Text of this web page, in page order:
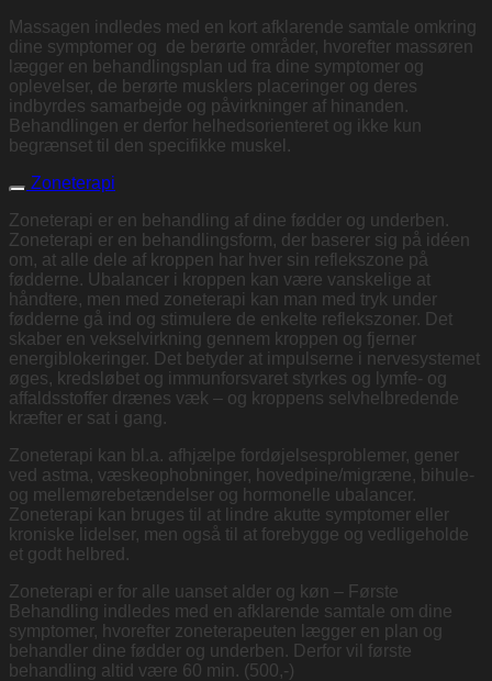
Massagen indledes med en kort afklarende samtale omkring
dine symptomer og de berørte områder, hvorefter massøren
lægger en behandlingsplan ud fra dine symptomer og
oplevelser, de berørte musklers placeringer og deres
indbyrdes samarbejde og påvirkninger af hinanden.
Behandlingen er derfor helhedsorienteret og ikke kun
begrænset til den specifikke muskel.
Zoneterapi
Zoneterapi er en behandling af dine fødder og underben.
Zoneterapi er en behandlingsform, der baserer sig på idéen
om, at alle dele af kroppen har hver sin reflekszone på
fødderne. Ubalancer i kroppen kan være vanskelige at
håndtere, men med zoneterapi kan man med tryk under
fødderne gå ind og stimulere de enkelte reflekszoner. Det
skaber en vekselvirkning gennem kroppen og fjerner
energiblokeringer. Det betyder at impulserne i nervesystemet
øges, kredsløbet og immunforsvaret styrkes og lymfe- og
affaldsstoffer drænes væk – og kroppens selvhelbredende
kræfter er sat i gang.
Zoneterapi kan bl.a. afhjælpe fordøjelsesproblemer, gener
ved astma, væskeophobninger, hovedpine/migræne, bihule-
og mellemørebetændelser og hormonelle ubalancer.
Zoneterapi kan bruges til at lindre akutte symptomer eller
kroniske lidelser, men også til at forebygge og vedligeholde
et godt helbred.
Zoneterapi er for alle uanset alder og køn – Første
Behandling indledes med en afklarende samtale om dine
symptomer, hvorefter zoneterapeuten lægger en plan og
behandler dine fødder og underben. Derfor vil første
behandling altid være 60 min. (500,-)